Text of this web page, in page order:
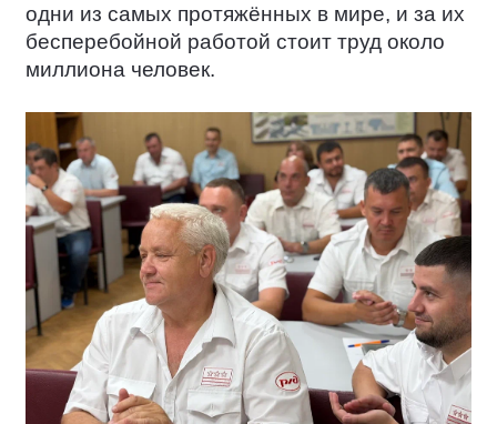
одни из самых протяжённых в мире, и за их
бесперебойной работой стоит труд около
миллиона человек.